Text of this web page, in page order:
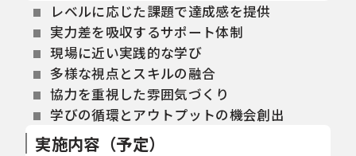
レベルに応じた課題で達成感を提供
実力差を吸収するサポート体制
現場に近い実践的な学び
多様な視点とスキルの融合
協力を重視した雰囲気づくり
学びの循環とアウトプットの機会創出
実施内容（予定）